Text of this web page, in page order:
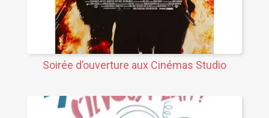
Soirée d’ouverture aux Cinémas Studio